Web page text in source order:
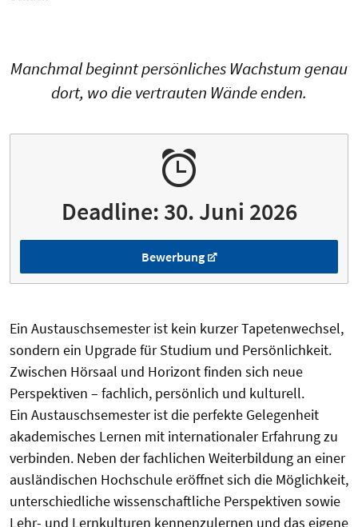
Manchmal beginnt persönliches Wachstum genau
dort, wo die vertrauten Wände enden.
Deadline: 30. Juni 2026
Bewerbung
Ein Austauschsemester ist kein kurzer Tapetenwechsel,
sondern ein Upgrade für Studium und Persönlichkeit.
Zwischen Hörsaal und Horizont finden sich neue
Perspektiven – fachlich, persönlich und kulturell.
Ein Austauschsemester ist die perfekte Gelegenheit
akademisches Lernen mit internationaler Erfahrung zu
verbinden. Neben der fachlichen Weiterbildung an einer
ausländischen Hochschule eröffnet sich die Möglichkeit,
unterschiedliche wissenschaftliche Perspektiven sowie
Lehr- und Lernkulturen kennenzulernen und das eigene